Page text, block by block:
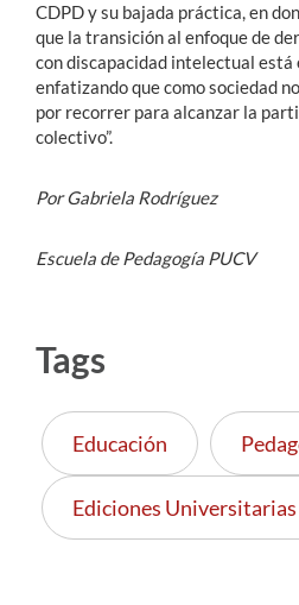
CDPD y su bajada práctica, en
que la transición al enfoque de
con discapacidad intelectual está
enfatizando que como sociedad
por recorrer para alcanzar la
colectivo”.
Por Gabriela Rodríguez
Escuela de Pedagogía PUCV
Tags
Educación
Ediciones